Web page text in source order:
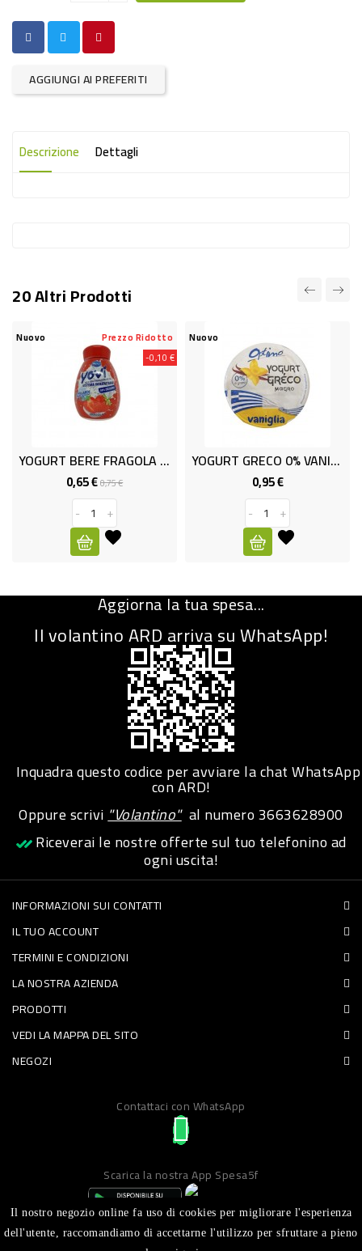
Il nostro negozio online fa uso di cookies per migliorare l'esperienza
dell'utente, raccomandiamo di accettarne l'utilizzo per sfruttare a pieno
CURA
CASA
-
STOVIGLIE
DEODORANTI
DETERSIVI
TESSUTI
DETERGENTI
ACCESSORI
SANITARI
PERSONA
PETS
ACCESSORI
PET
FOOD
FRESCHI
PRONTI
PANIFICI
AGGIUNGI AI PREFERITI
Descrizione Dettagli
20 Altri Prodotti
Nuovo
-0,10 €
Prezzo Ridotto
YOGURT BERE FRAGOLA G.200 OPTI
0,65 €Prezzo
base
0,75 €Prezzo
-
+
Nuovo
YOGURT GRECO 0% VANIG GR150 OP
0,95 €Prezzo
-
+
Aggiorna la tua spesa...
Il volantino ARD arriva su WhatsApp!
Inquadra questo codice per avviare la chat WhatsApp
con ARD!
Oppure scrivi"Volantino"al numero3663628900
Riceverai le nostre offerte sul tuo telefonino ad
ogni uscita!
INFORMAZIONI SUI CONTATTI
IL TUO ACCOUNT
TERMINI E CONDIZIONI
LA NOSTRA AZIENDA
PRODOTTI
VEDI LA MAPPA DEL SITO
NEGOZI
Contattaci con WhatsApp
Scarica la nostra App Spesa5f